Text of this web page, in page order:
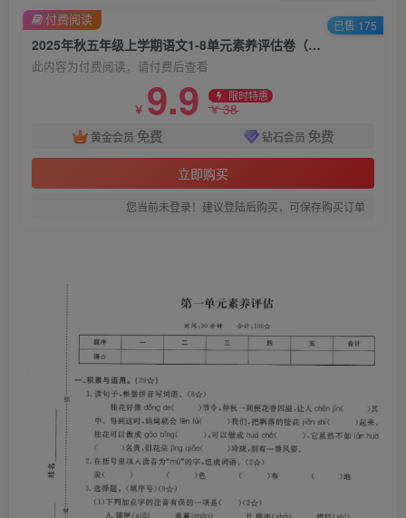
2025年秋五年级上学期语文1-8单元素养评估卷（含答案）
此内容为付费阅读，请付费后查看
￥ 9.9 限时特惠
￥38
黄金会员 免费 钻石会员 免费
立即购买
您当前未登录！建议登陆后购买，可保存购买订单
付费阅读 已售 175